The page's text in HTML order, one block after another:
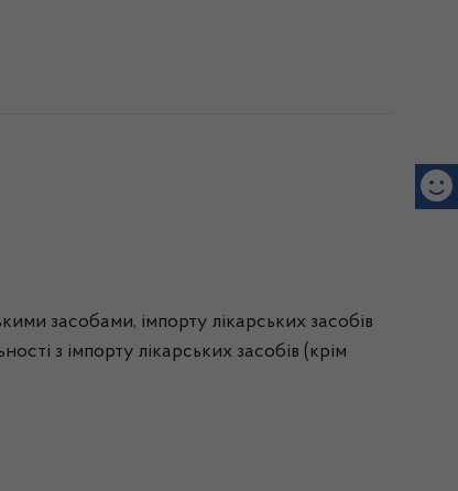
засобами, імпорту лікарських засобів
з імпорту лікарських засобів (крім